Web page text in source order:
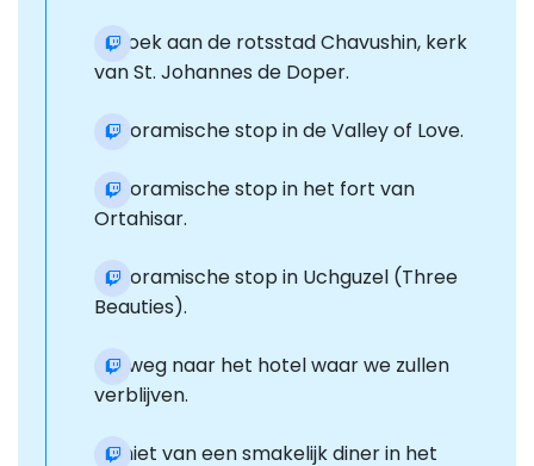
Bezoek aan de rotsstad Chavushin, kerk
van St. Johannes de Doper.
Panoramische stop in de Valley of Love.
Panoramische stop in het fort van
Ortahisar.
Panoramische stop in Uchguzel (Three
Beauties).
Op weg naar het hotel waar we zullen
verblijven.
Geniet van een smakelijk diner in het